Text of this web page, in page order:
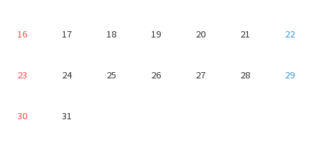
16 17 18 19 20 21 22
23 24 25 26 27 28 29
30 31